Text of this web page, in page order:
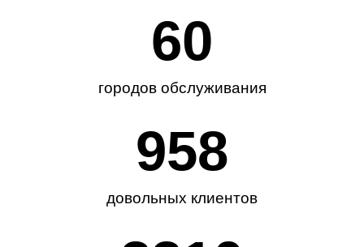
городов обслуживания
62
довольных клиентов
985